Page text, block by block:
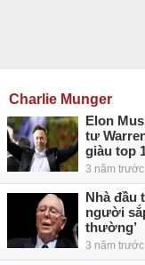
Charlie Munger
Elon
tư
giàu top
3 năm trước
Nhà đầu
người
thường’
3 năm trước